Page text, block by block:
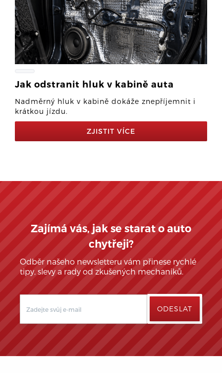
Jak odstranit hluk v kabině auta
Nadměrný hluk v kabině dokáže znepříjemnit i
krátkou jízdu.
ZJISTIT VÍCE
Zajímá vás, jak se starat o auto
chytřeji?
Odběr našeho newsletteru vám přinese rychlé
tipy, slevy a rady od zkušených mechaniků.